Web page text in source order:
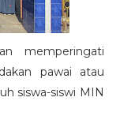
memperingati
pawai atau
siswa-siswi MIN